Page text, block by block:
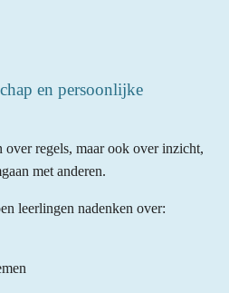
en persoonlijke
over regels, maar ook over inzicht,
met anderen.
leerlingen nadenken over: